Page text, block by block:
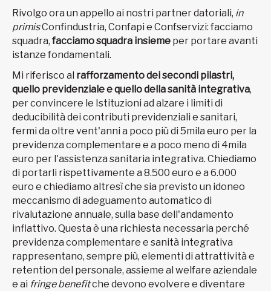
Rivolgo ora un appello ai nostri partner datoriali, in
primisConfindustria, Confapi e Confservizi: facciamo
squadra, facciamo squadra insieme per portare avanti
istanze fondamentali.
Mi riferisco al rafforzamento dei secondi pilastri,
quello previdenziale e quello della sanità integrativa,
per convincere le Istituzioni ad alzare i limiti di
deducibilità dei contributi previdenziali e sanitari,
fermi da oltre vent'anni a poco più di 5mila euro per la
previdenza complementare e a poco meno di 4mila
euro per l'assistenza sanitaria integrativa. Chiediamo
di portarli rispettivamente a 8.500 euro e a 6.000
euro e chiediamo altresì che sia previsto un idoneo
meccanismo di adeguamento automatico di
rivalutazione annuale, sulla base dell'andamento
inflattivo. Questa è una richiesta necessaria perché
previdenza complementare e sanità integrativa
rappresentano, sempre più, elementi di attrattività e
retention del personale, assieme al welfare aziendale
e ai fringe benefitche devono evolvere e diventare